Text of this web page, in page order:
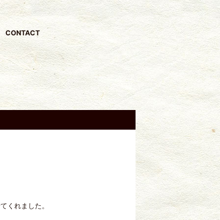
CONTACT
くれました。